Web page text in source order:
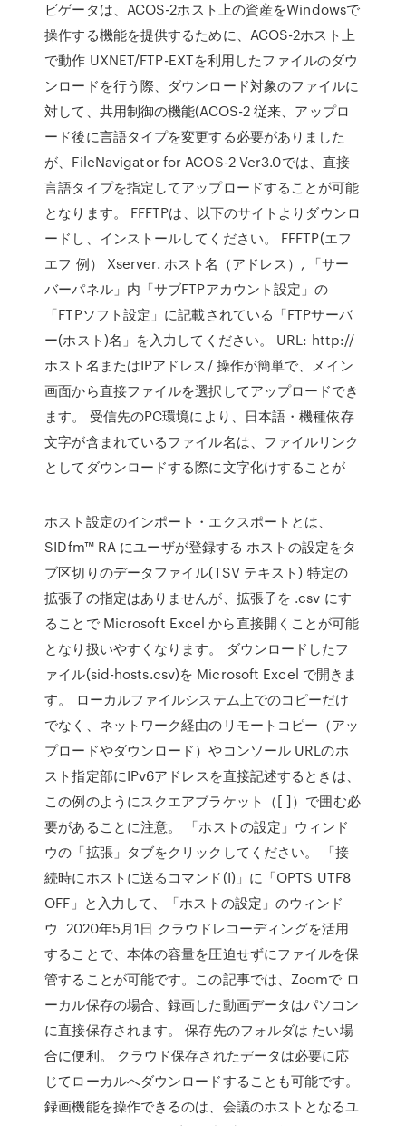
ビゲータは、ACOS-2ホスト上の資産をWindowsで
操作する機能を提供するために、ACOS-2ホスト上
で動作 UXNET/FTP-EXTを利用したファイルのダウ
ンロードを行う際、ダウンロード対象のファイルに
対して、共用制御の機能(ACOS-2 従来、アップロ
ード後に言語タイプを変更する必要がありました
が、FileNavigator for ACOS-2 Ver3.0では、直接
言語タイプを指定してアップロードすることが可能
となります。 FFFTPは、以下のサイトよりダウンロ
ードし、インストールしてください。 FFFTP(エフ
エフ 例） Xserver. ホスト名（アドレス）, 「サー
バーパネル」内「サブFTPアカウント設定」の
「FTPソフト設定」に記載されている「FTPサーバ
ー(ホスト)名」を入力してください。 URL: http://
ホスト名またはIPアドレス/ 操作が簡単で、メイン
画面から直接ファイルを選択してアップロードでき
ます。 受信先のPC環境により、日本語・機種依存
文字が含まれているファイル名は、ファイルリンク
としてダウンロードする際に文字化けすることが
ホスト設定のインポート・エクスポートとは、
SIDfm™ RA にユーザが登録する ホストの設定をタ
ブ区切りのデータファイル(TSV テキスト) 特定の
拡張子の指定はありませんが、拡張子を .csv にす
ることで Microsoft Excel から直接開くことが可能
となり扱いやすくなります。 ダウンロードしたフ
ァイル(sid-hosts.csv)を Microsoft Excel で開きま
す。 ローカルファイルシステム上でのコピーだけ
でなく、ネットワーク経由のリモートコピー（アッ
プロードやダウンロード）やコンソール URLのホ
スト指定部にIPv6アドレスを直接記述するときは、
この例のようにスクエアブラケット（[ ]）で囲む必
要があることに注意。 「ホストの設定」ウィンド
ウの「拡張」タブをクリックしてください。 「接
続時にホストに送るコマンド(I)」に「OPTS UTF8
OFF」と入力して、「ホストの設定」のウィンド
ウ 2020年5月1日 クラウドレコーディングを活用
することで、本体の容量を圧迫せずにファイルを保
管することが可能です。この記事では、Zoomで ロ
ーカル保存の場合、録画した動画データはパソコン
に直接保存されます。 保存先のフォルダは たい場
合に便利。 クラウド保存されたデータは必要に応
じてローカルへダウンロードすることも可能です。
録画機能を操作できるのは、会議のホストとなるユ